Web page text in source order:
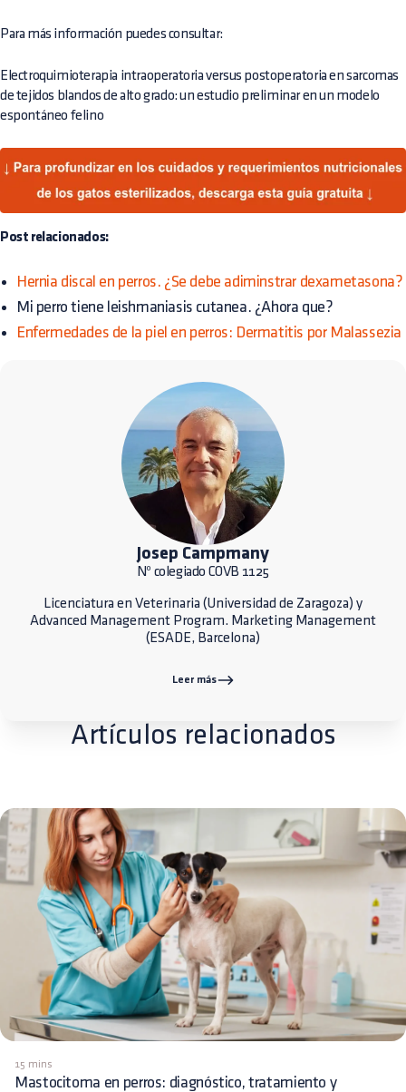
Para más información puedes consultar:
Electroquimioterapia intraoperatoria versus postoperatoria en sarcomas
de tejidos blandos de alto grado: un estudio preliminar en un modelo
espontáneo felino
Post relacionados:
Hernia discal en perros. ¿Se debe adiminstrar dexametasona?
Mi perro tiene leishmaniasis cutanea. ¿Ahora que?
Enfermedades de la piel en perros: Dermatitis por Malassezia
Josep Campmany
Nº colegiado COVB 1125
Licenciatura en Veterinaria (Universidad de Zaragoza) y
Advanced Management Program. Marketing Management
(ESADE, Barcelona)
Leer más
Artículos relacionados
15 mins
Mastocitoma en perros: diagnóstico, tratamiento y